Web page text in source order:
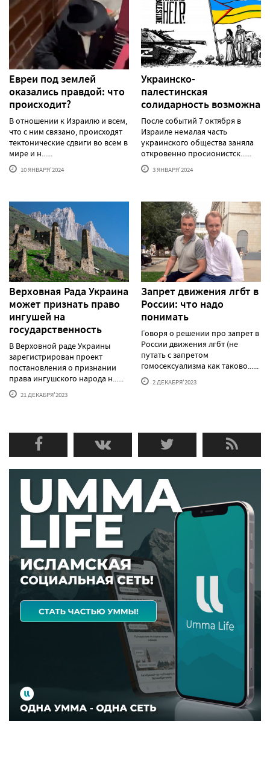
Евреи под землей
оказались правдой: что
происходит?
В отношении к Израилю и всем,
что с ним связано, происходят
тектонические сдвиги во всем в
мире и н......
10 ЯНВАРЯ'2024
Украинско-
палестинская
солидарность возможна
После событий 7 октября в
Израиле немалая часть
украинского общества заняла
откровенно просионистск......
3 ЯНВАРЯ'2024
Верховная Рада Украина
может признать право
ингушей на
государственность
В Верховной раде Украины
зарегистрирован проект
постановления о признании
права ингушского народа н......
21 ДЕКАБРЯ'2023
Запрет движения лгбт в
России: что надо
понимать
Говоря о решении про запрет в
России движения лгбт (не
путать с запретом
гомосексуализма как таково......
2 ДЕКАБРЯ'2023